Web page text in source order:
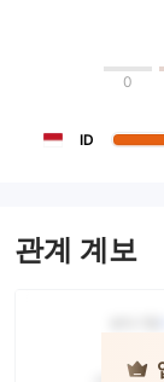
0
ID
관계 계보